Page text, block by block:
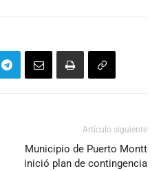
Artículo siguiente
Municipio de Puerto Montt
inició plan de contingencia